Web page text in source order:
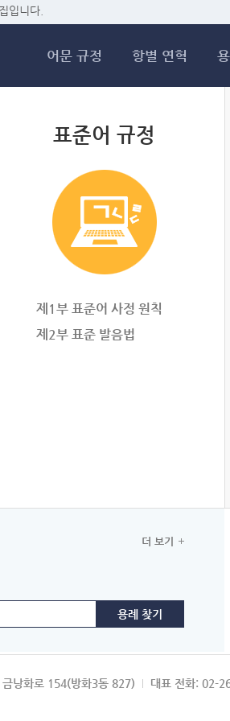
입니다.
어문 규정 항별 연혁
표준어 규정
제1부 표준어 사정 원칙
제2부 표준 발음법
더 보기
낭화로 154(방화3동 827) 대표 전화: 02-